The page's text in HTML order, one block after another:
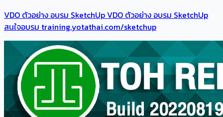
VDO ตัวอย่าง อบรม SketchUp VDO ตัวอย่าง อบรม SketchUp
สนใจอบรม training.yotathai.com/sketchup